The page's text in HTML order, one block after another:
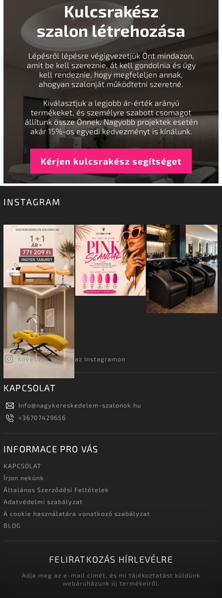
Kulcsrakész
szalon létrehozása
Lépésről lépésre végigvezetjük Önt mindazon,
amit be kell szereznie, át kell gondolnia és úgy
kell rendeznie, hogy megfeleljen annak,
ahogyan szalonját működtetni szeretné.
Kiválasztjuk a legjobb ár-érték arányú
termékeket, és személyre szabott csomagot
állítunk össze Önnek. Nagyobb projektek esetén
akár 15%-os egyedi kedvezményt is kínálunk.
Kérjen kulcsrakész segítséget
INSTAGRAM
Kövessen minket az Instagramon
KAPCSOLAT
Info@nagykereskedelem-szalonok.hu
+36707429656
INFORMACE PRO VÁS
KAPCSOLAT
Írjon nekünk
Általános Szerződési Feltételek
Adatvédelmi szabályzat
A cookie használatára vonatkozó szabályzat
BLOG
FELIRATKOZÁS HÍRLEVÉLRE
Adja meg az e-mail címét, és mi tájékoztatást küldünk
webáruházunk új termékeiről.